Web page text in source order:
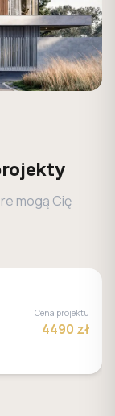
mogą Cię
Cena projektu
4490 zł